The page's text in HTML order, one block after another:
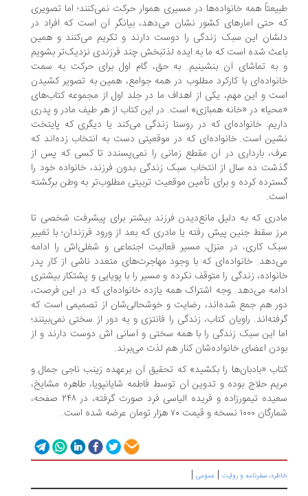
طبیعتاً همه خانواده‌ها در مسیری هموار حرکت نمی‌کنند؛ اما تصویری
که حتی آمارهای کشور نشان می‌دهد، بیانگر آن است که افراد در
دلشان این سبک زندگی را دوست دارند و تکریم می‌کنند و همین
باعث شده است که ما به ایده لذت‏بخش چند فرزندی نزدیک‌تر بشویم
و به تماشای آن بنشینیم. به حق، گام اول برای حرکت به سمت
خانواده‌ای با کارکرد مطلوب در همه جوامع، همین به تصویر کشیدن
است و این مهم، یکی از اهداف ما در جلد اول از مجموعه کتاب‌های
«محیا» در «خانه همبازی» است. در این کتاب از هر طیف مادر و پدری
داریم: خانواده‌ای که در روستا زندگی می‌کند یا دیگری که پایتخت‏‬
نشین است. خانواده‌ای که در موقعیتی دست به انتخاب زده‌اند که
عرف، بارداری در آن مقطع زمانی را نمی‌پسندد تا کسی که پس از
گذشت ده سال از انتخاب سبک زندگی بدون فرزند، خانواده خود را
گسترده کرده‏ و برای تأمین موقعیت تربیتی مطلوب‌تر به وطن برگشته
است.
مادری که به دلیل مانع‌دیدن فرزند بیشتر برای پیشرفت شخصی تا
مرز سقط جنین پیش رفته یا مادری که بعد از ورود فرزندان؛ با تغییر
سبک کاری، در منزل، مسیر فعالیت اجتماعی و شغلی‌اش را ادامه
می‌دهد. خانواده‌ای که با وجود مهاجرت‌های متعدد ناشی از کار پدر
خانواده، زندگی را متوقف نکرده و مسیر را با پویایی و پشتکار بیشتری
ادامه می‌دهد. وجه اشتراک همه یازده خانواده‌ای که در این فرصت،
دور هم جمع شده‌اند، رضایت و خوشحالی‌شان از تصمیمی‏ است که
گرفته‌اند. راویان کتاب، زندگی را فانتزی و به دور از سختی نمی‌بینند؛
اما این سبک زندگی را با همه سختی و آسانی اش دوست دارند و از
بودن اعضای خانواده‌شان کنار هم لذت می‌برند.
کتاب «بادبان‌ها را بکشید» که تحقیق آن برعهده زینب ناجی‏ جمال و
مریم حلاج بوده و تدوین آن توسط فاطمه شایان‏پویا، طاهره مشایخ،
سعیده تیمورزاده و فریده الیاسی‏‬ فرد صورت گرفته، در ۲۴۸ صفحه،
شمارگان ۱۰۰۰ نسخه و قیمت ۷۰ هزار تومان عرضه شده است.
خاطره، سفرنامه‌ و روایت | عمومی |